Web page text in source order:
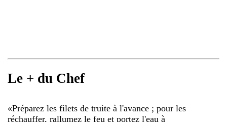
Le + du Chef
«Préparez les filets de truite à l'avance ; pour les
réchauffer, rallumez le feu et portez l'eau à